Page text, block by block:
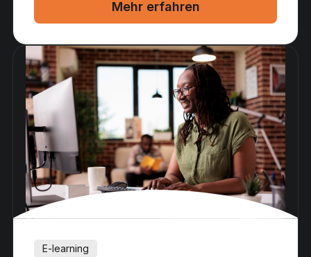
Mehr erfahren
E-learning